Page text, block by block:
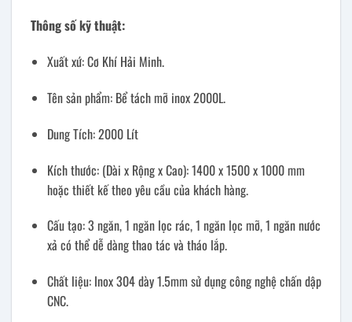
Thông số kỹ thuật:
Xuất xứ: Cơ Khí Hải Minh.
Tên sản phẩm: Bể tách mỡ inox 2000L.
Dung Tích: 2000 Lít
Kích thước: (Dài x Rộng x Cao): 1400 x 1500 x 1000 mm
hoặc thiết kế theo yêu cầu của khách hàng.
Cấu tạo: 3 ngăn, 1 ngăn lọc rác, 1 ngăn lọc mỡ, 1 ngăn nước
xả có thể dễ dàng thao tác và tháo lắp.
Chất liệu: Inox 304 dày 1.5mm sử dụng công nghệ chấn dập
CNC.